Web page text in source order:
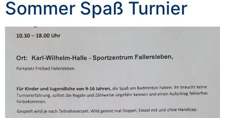
Sommer Spaß Turnier